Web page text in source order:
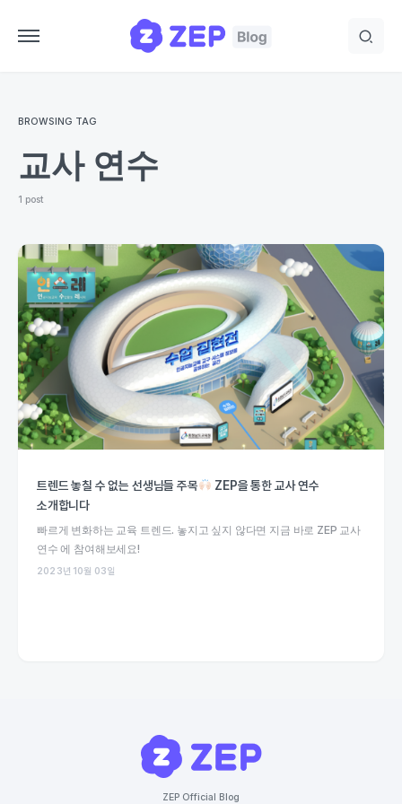
BROWSING TAG
교사 연수
1 post
트렌드 놓칠 수 없는 선생님들 주목
ZEP을 통한 교사 연수
소개합니다
빠르게 변화하는 교육 트렌드. 놓지고 싶지 않다면 지금 바로 ZEP 교사
연수 에 참여해보세요!
2023년 10월 03일
ZEP Official Blog